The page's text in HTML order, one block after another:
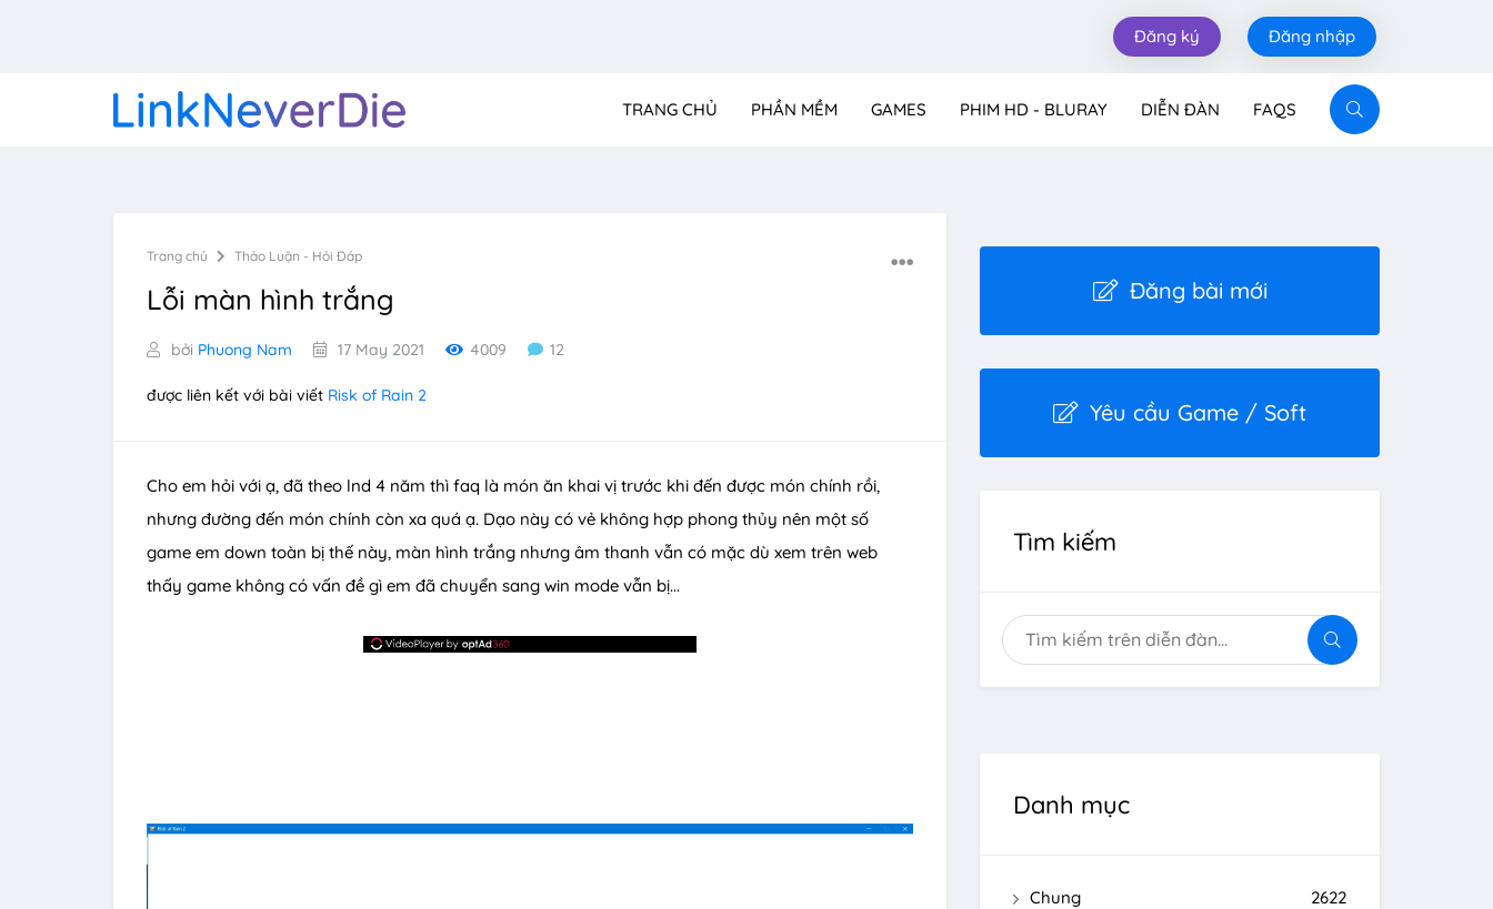
Đăng ký Đăng nhập
TRANG CHỦ PHẦN MỀM GAMES PHIM HD - BLURAY DIỄN ĐÀN FAQS
Trang chủ Thảo Luận - Hỏi Đáp
Lỗi màn hình trắng
bởi Phuong Nam 17 May 2021 4009 12
được liên kết với bài viết Risk of Rain 2
Cho em hỏi với ạ, đã theo lnd 4 năm thì faq là món ăn khai vị trước khi đến được món chính rồi,
nhưng đường đến món chính còn xa quá ạ. Dạo này có vẻ không hợp phong thủy nên một số
game em down toàn bị thế này, màn hình trắng nhưng âm thanh vẫn có mặc dù xem trên web
thấy game không có vấn đề gì em đã chuyển sang win mode vẫn bị...
Đăng bài mới
Yêu cầu Game / Soft
Tìm kiếm
Danh mục
Chung
2622